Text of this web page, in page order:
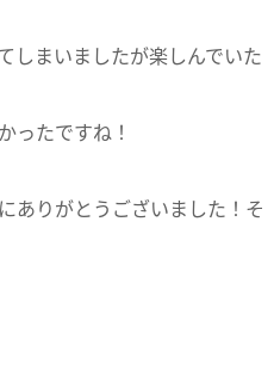
しまいましたが楽しんでいた
ったですね！
ありがとうございました！そ